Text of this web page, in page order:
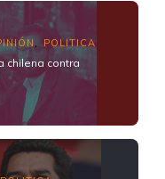
POLITICA
chilena contra